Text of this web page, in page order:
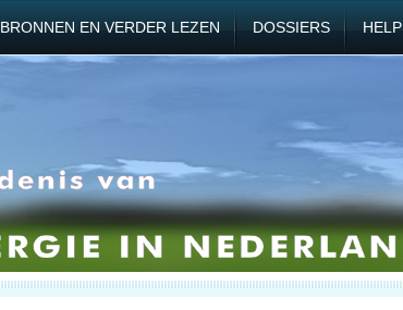
BRONNEN EN VERDER LEZEN DOSSIERS HELP